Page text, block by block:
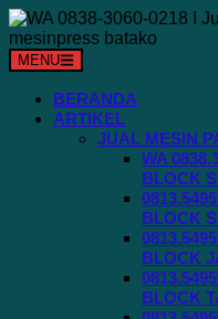
Langsung
ke
konten
MENU
BERANDA
ARTIKEL
JUAL MESIN
WA
BLOCK
BLOCK
BLOCK
BLOCK